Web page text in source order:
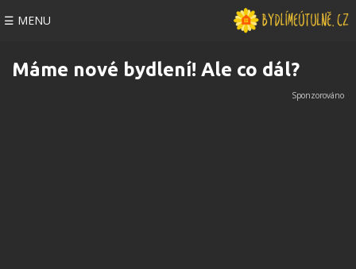
☰ MENU
Máme nové bydlení! Ale co dál?